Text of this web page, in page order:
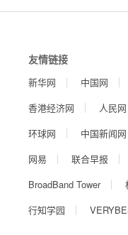
友情链接
新华网 中国网
香港经济网
人民网
环球网
中国新闻网
网易
联合早报
BroadBand Tower
行知学园